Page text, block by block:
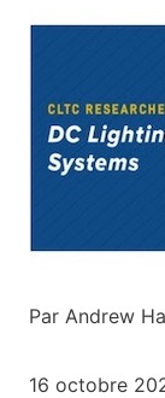
Par Andrew
16 octobre